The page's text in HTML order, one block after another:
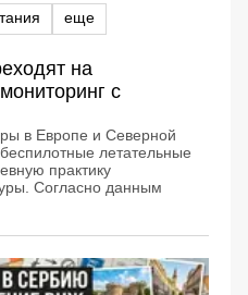
еще
на
с
в Европе и Северной
летательные
практику
Согласно данным